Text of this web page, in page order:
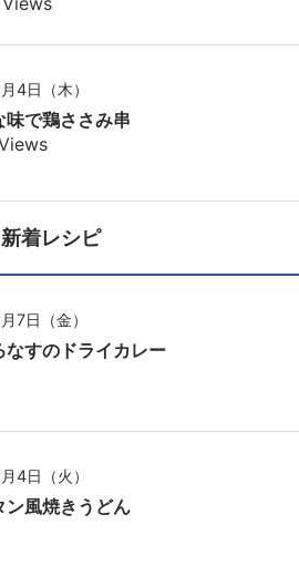
4日（木）
味で鶏ささみ串
新着レシピ
7日（金）
なすのドライカレー
4日（火）
ン風焼きうどん